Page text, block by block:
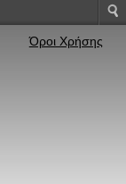
Όροι Χρήσης